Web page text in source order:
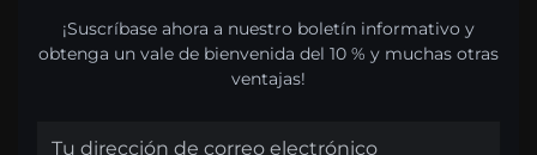
¡Suscríbase ahora a nuestro boletín informativo y
obtenga un vale de bienvenida del 10 % y muchas otras
ventajas!